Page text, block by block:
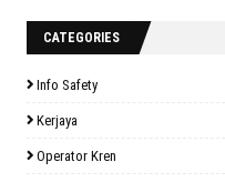
CATEGORIES
Info Safety
Kerjaya
Operator Kren